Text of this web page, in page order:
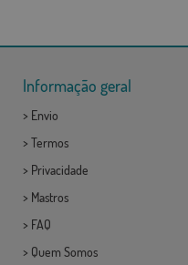
Informação geral
> Envio
> Termos
> Privacidade
> Mastros
> FAQ
> Quem Somos